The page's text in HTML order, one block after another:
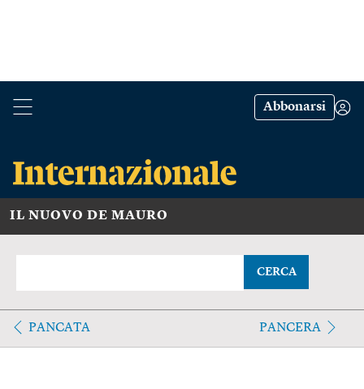
Abbonarsi
IL NUOVO DE MAURO
CERCA
PANCATA PANCERA